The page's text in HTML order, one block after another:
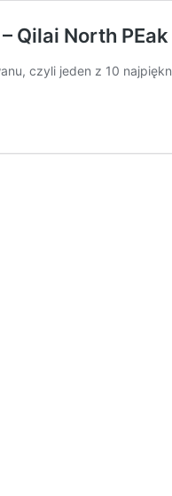
Qilai North
czyli jeden z 10